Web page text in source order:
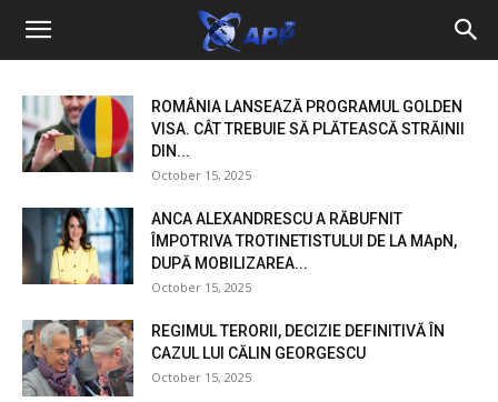
ROMÂNIA LANSEAZĂ PROGRAMUL GOLDEN
VISA. CÂT TREBUIE SĂ PLĂTEASCĂ STRĂINII
DIN...
October 15, 2025
ANCA ALEXANDRESCU A RĂBUFNIT
ÎMPOTRIVA TROTINETISTULUI DE LA MApN,
DUPĂ MOBILIZAREA...
October 15, 2025
REGIMUL TERORII, DECIZIE DEFINITIVĂ ÎN
CAZUL LUI CĂLIN GEORGESCU
October 15, 2025